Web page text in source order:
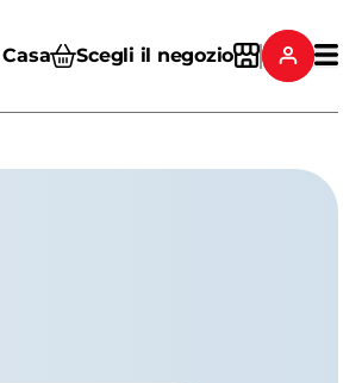
Scegli il negozio